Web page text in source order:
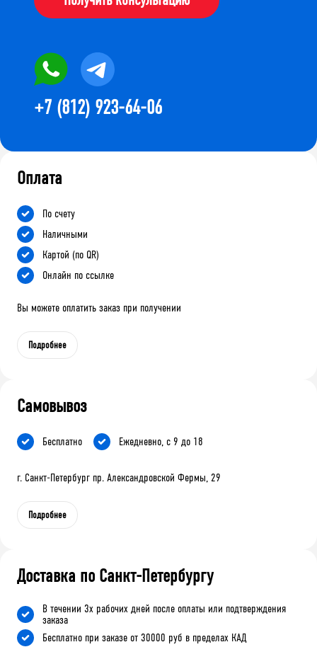
+7 (812) 923-64-06
Оплата
По счету
Наличными
Картой (по QR)
Онлайн по ссылке
Вы можете оплатить заказ при получении
Подробнее
Самовывоз
Бесплатно Ежедневно, с 9 до 18
г. Санкт-Петербург пр. Александровской Фермы, 29
Подробнее
Доставка по Санкт-Петербургу
В течении 3х рабочих дней после оплаты или подтверждения
заказа
Бесплатно при заказе от 30000 руб в пределах КАД